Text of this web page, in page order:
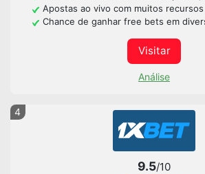
Apostas ao vivo com muitos
Chance de ganhar free bets em
Visitar
Análise
4
9.5/10